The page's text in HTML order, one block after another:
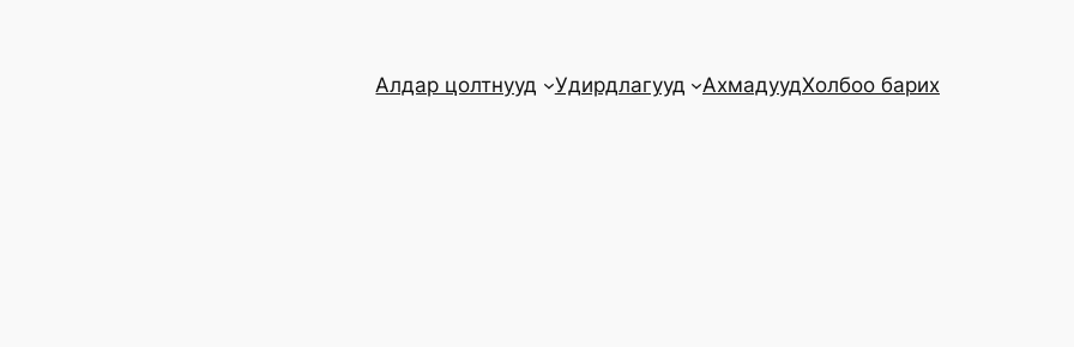
Алдар цолтнууд Удирдлагууд АхмадуудХолбоо барих